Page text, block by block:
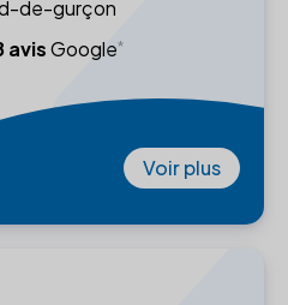
de-gurçon
avisGoogle
Voir plus